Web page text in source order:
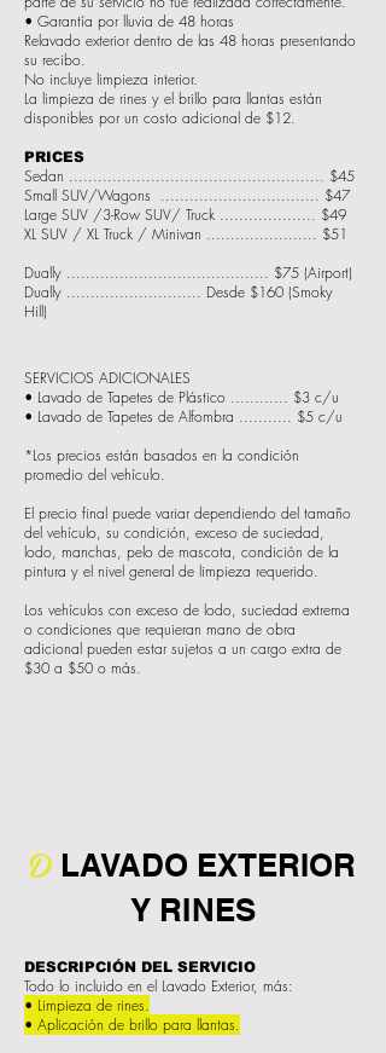
• Garantía por lluvia de 48 horas
Relavado exterior dentro de las 48 horas presentando
su recibo.
No incluye limpieza interior.
La limpieza de rines y el brillo para llantas están
disponibles por un costo adicional de $12.
PRICES
Sedan ..................................................... $45
Small SUV/Wagons ................................. $47
Large SUV /3-Row SUV/ Truck .................... $49
XL SUV / XL Truck / Minivan ....................... $51
Dually .......................................... $75 (Airport)
Dually ............................ Desde $160 (Smoky
Hill)
SERVICIOS ADICIONALES
• Lavado de Tapetes de Plástico ............ $3 c/u
• Lavado de Tapetes de Alfombra ........... $5 c/u
*Los precios están basados en la condición
promedio del vehículo.
El precio final puede variar dependiendo del tamaño
del vehículo, su condición, exceso de suciedad,
lodo, manchas, pelo de mascota, condición de la
pintura y el nivel general de limpieza requerido.
Los vehículos con exceso de lodo, suciedad extrema
o condiciones que requieran mano de obra
adicional pueden estar sujetos a un cargo extra de
$30 a $50 o más.
D LAVADO EXTERIOR
Y RINES
DESCRIPCIÓN DEL SERVICIO
Todo lo incluido en el Lavado Exterior, más:
• Limpieza de rines.
• Aplicación de brillo para llantas.